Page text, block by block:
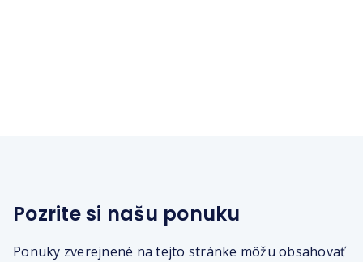
Pozrite si našu ponuku
Ponuky zverejnené na tejto stránke môžu obsahovať